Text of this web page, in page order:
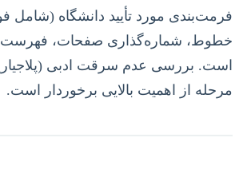
فرمت‌بندی مورد تأیید دانشگاه (شامل
خطوط، شماره‌گذاری صفحات،
است. بررسی عدم سرقت ادبی
مرحله از اهمیت بالایی برخوردار است.